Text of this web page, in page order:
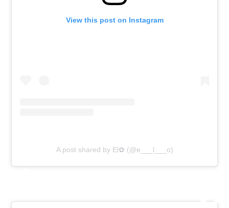
View this post on Instagram
A post shared by El✿ (@e___l___o)